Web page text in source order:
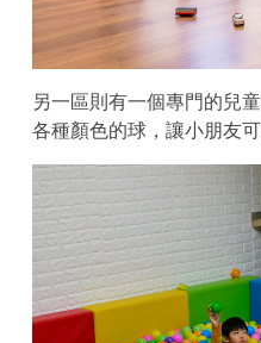
另一區則有一個專門的兒
各種顏色的球，讓小朋友